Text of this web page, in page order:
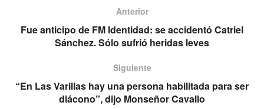
o p
m
Anterior
Fue anticipo de FM Identidad: se accidentó Catriel
Sánchez. Sólo sufrió heridas leves
Siguiente
“En Las Varillas hay una persona habilitada para ser
diácono”, dijo Monseñor Cavallo